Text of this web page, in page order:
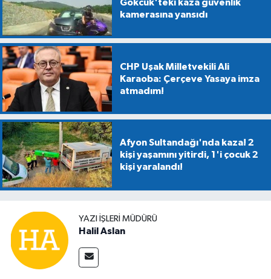
Gökcük'teki kaza güvenlik
kamerasına yansıdı
CHP Uşak Milletvekili Ali
Karaoba: Çerçeve Yasaya imza
atmadım!
Afyon Sultandağı'nda kaza! 2
kişi yaşamını yitirdi, 1'i çocuk 2
kişi yaralandı!
YAZI İŞLERİ MÜDÜRÜ
Halil Aslan